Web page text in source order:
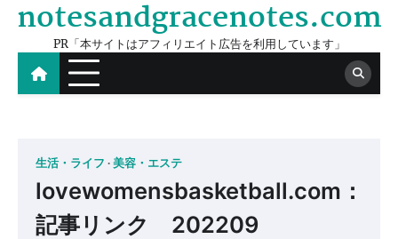
Skip
content
notesandgracenotes.com
PR「本サイトはアフィリエイト広告を利用しています」
生活・ライフ 美容・エステ
lovewomensbasketball.com：
記事リンク 202209